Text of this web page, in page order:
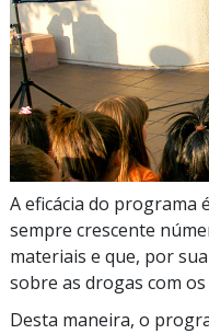
A eficácia do programa
sempre crescente
materiais e que, por
sobre as drogas com
Desta maneira, o